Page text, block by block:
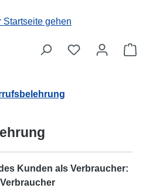
Kunden als Verbraucher:
Verbraucher